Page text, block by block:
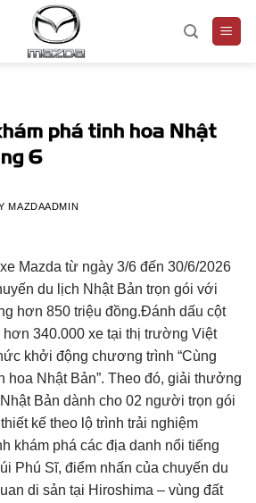
phá tinh hoa Nhật
6
MAZDAADMIN
Mazda từ ngày 3/6 đến 30/6/2026
du lịch Nhật Bản trọn gói với
hơn 850 triệu đồng.Đánh dấu cột
hơn 340.000 xe tại thị trường Việt
khởi động chương trình “Cùng
hoa Nhật Bản”. Theo đó, giải thưởng
Bản dành cho 02 người trọn gói
kế theo lộ trình trải nghiệm
khám phá các địa danh nổi tiếng
Phú Sĩ, điểm nhấn của chuyến du
di sản tại Hiroshima – vùng đất